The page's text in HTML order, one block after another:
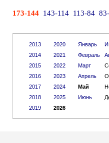
173-144 143-114 113-84
2013
2014
2015
2016
2017
2018
2019
2020
2021
2022
2023
2024
2025
2026
Январь
Февраль
Март
Апрель
Май
Июнь